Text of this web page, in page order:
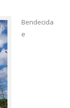
Bendecida
e